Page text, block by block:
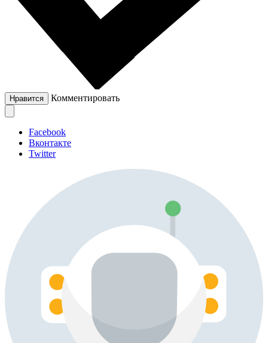
Нравится Комментировать
Facebook
Вконтакте
Twitter